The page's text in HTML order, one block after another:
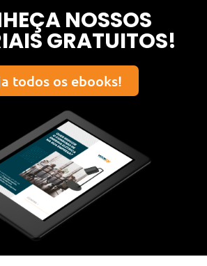
NOSSOS
GRATUITOS!
todos os ebooks!